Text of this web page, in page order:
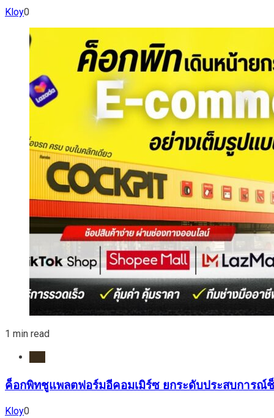
Kloy0
1 min read
ค็อกพิทชูแพลตฟอร์มอีคอมเมิร์ซ ยกระดับประสบการณ์
Kloy0